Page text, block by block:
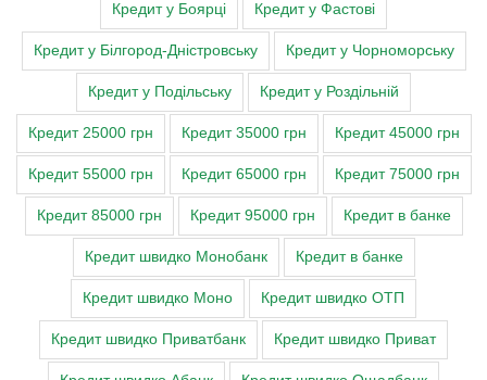
Кредит у Боярці Кредит у Фастові
Кредит у Білгород-Дністровську Кредит у Чорноморську
Кредит у Подільську Кредит у Роздільній
Кредит 25000 грн Кредит 35000 грн Кредит 45000 грн
Кредит 55000 грн Кредит 65000 грн Кредит 75000 грн
Кредит 85000 грн Кредит 95000 грн Кредит в банке
Кредит швидко Монобанк Кредит в банке
Кредит швидко Моно Кредит швидко ОТП
Кредит швидко Приватбанк Кредит швидко Приват